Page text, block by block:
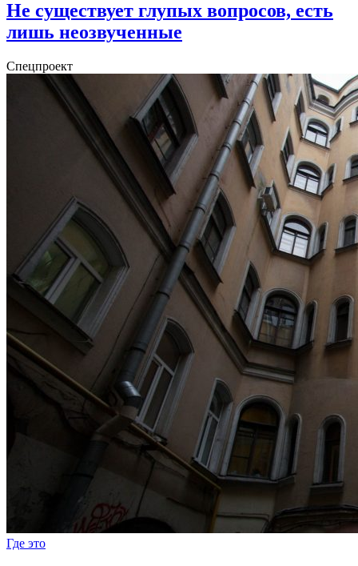
Не существует глупых вопросов, есть
лишь неозвученные
Спецпроект
Где это